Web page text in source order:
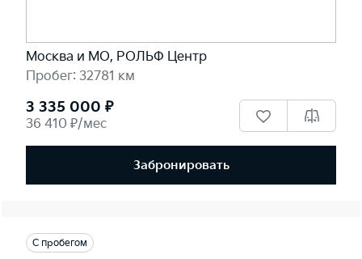
Москва и МО, РОЛЬФ Центр
Пробег: 32781 км
3 335 000 ₽
36 410 ₽/мес
Забронировать
С пробегом